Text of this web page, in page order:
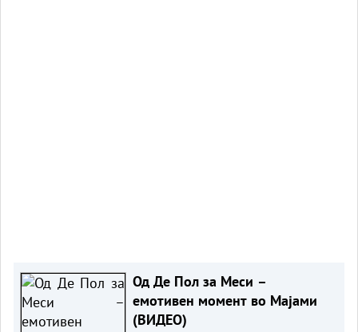
Од Де Пол за Меси –
емотивен момент во Мајами
(ВИДЕО)